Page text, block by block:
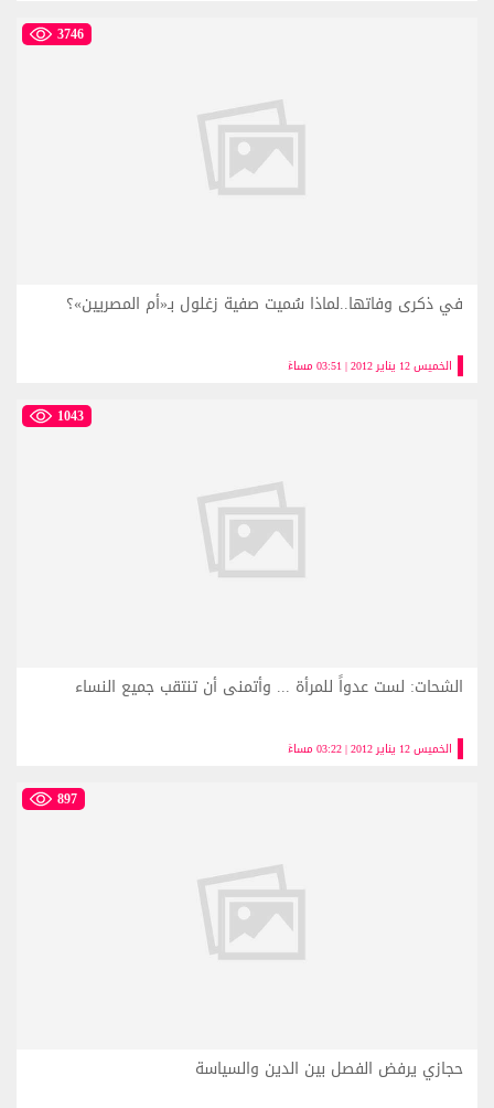
3746
الخميس 12 يناير 2012 | 03:51 مساءً
في ذكرى وفاتها..لماذا سُميت صفية زغلول بـ«أم المصريين»؟
1043
الخميس 12 يناير 2012 | 03:22 مساءً
الشحات: لست عدواً للمرأة ... وأتمنى أن تنتقب جميع النساء
897
حجازي يرفض الفصل بين الدين والسياسة